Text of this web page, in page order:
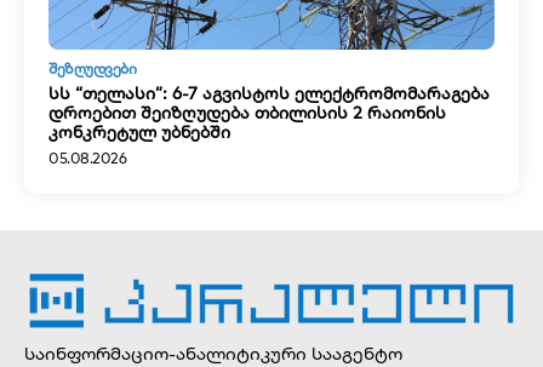
ᲨᲔᲖᲦᲣᲓᲕᲔᲑᲘ
სს “თელასი”: 6-7 აგვისტოს ელექტრომომარაგება
დროებით შეიზღუდება თბილისის 2 რაიონის
კონკრეტულ უბნებში
05.08.2026
საინფორმაციო-ანალიტიკური სააგენტო